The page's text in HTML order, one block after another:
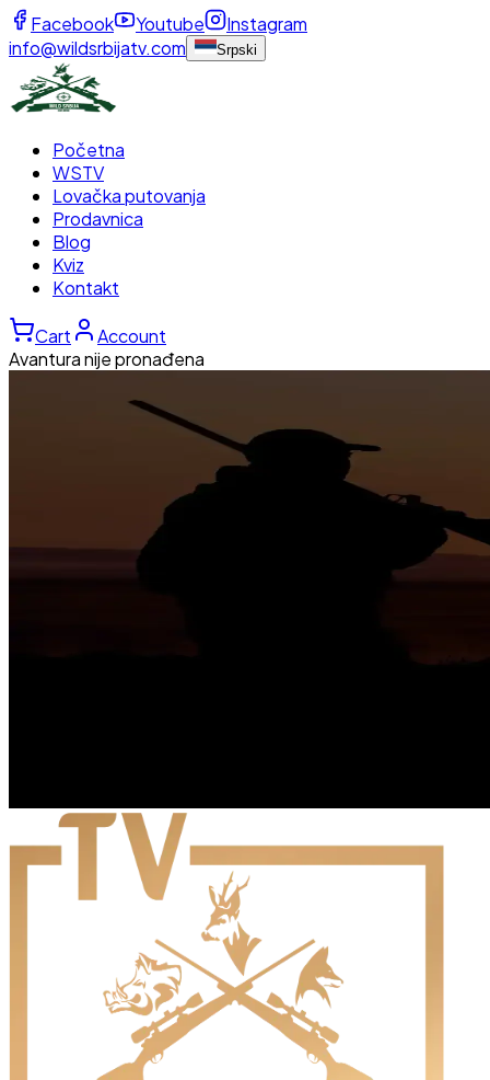
Facebook Youtube
Instagram
info@wildsrbijatv.com
Srpski
Početna
WSTV
Lovačka putovanja
Prodavnica
Blog
Kviz
Kontakt
Cart
Account
Avantura nije pronađena